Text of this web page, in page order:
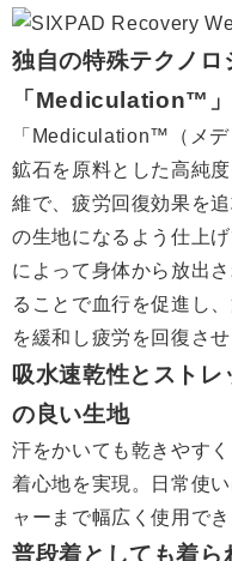
独自の特殊テクノロ
「Mediculation™」
「Mediculation™（メ
鉱石を原料とした高純
維で、疲労回復効果を
の生地になるよう仕上
によって身体から放出
ることで血行を促進し
を緩和し疲労を回復させ
吸水速乾性とスト
の良い生地
汗をかいても乾きやす
着心地を実現。日常使
ャーまで幅広く使用でき
普段着としても着